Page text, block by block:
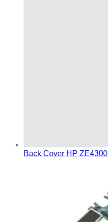
Back Cover HP ZE4300